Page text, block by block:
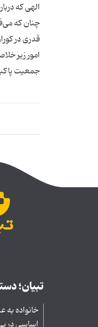
الهی كه
جمعیت
تبیان؛
خانواده